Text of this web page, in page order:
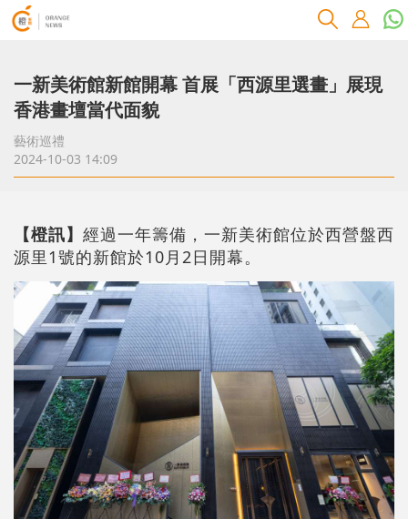
一新美術館新館開幕 首展「西源里選畫」展現
香港畫壇當代面貌
藝術巡禮
2024-10-03 14:09
【橙訊】 經過一年籌備，一新美術館位於西營盤西
源里1號的新館於10月2日開幕。